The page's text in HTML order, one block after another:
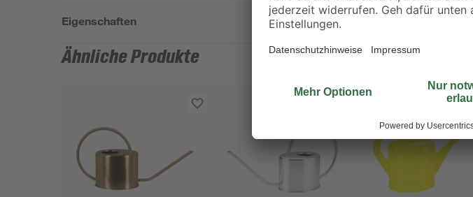
Eigenschaften
Ähnliche Produkte